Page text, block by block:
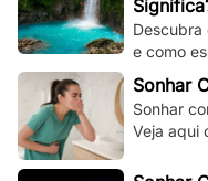
Descubra
e como
Explore
Sonhar
Sonhar
Veja aqui